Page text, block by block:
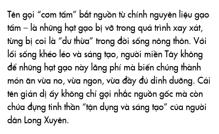
Tên gọi “cơm tấm” bắt nguồn từ chính nguyên liệu gạo
tấm – là những hạt gạo bị vỡ trong quá trình xay xát,
từng bị coi là “dư thừa” trong đời sống nông thôn. Với
lối sống khéo léo và sáng tạo, người miền Tây không
để những hạt gạo này lãng phí mà biến chúng thành
món ăn vừa no, vừa ngon, vừa đầy đủ dinh dưỡng. Cái
tên giản dị ấy không chỉ gợi nhắc nguồn gốc mà còn
chứa đựng tinh thần “tận dụng và sáng tạo” của người
dân Long Xuyên.